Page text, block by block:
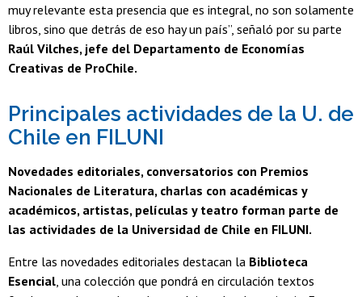
muy relevante esta presencia que es integral, no son solamente
libros, sino que detrás de eso hay un país”, señaló por su parte
Raúl Vilches, jefe del Departamento de Economías
Creativas de ProChile.
Principales actividades de la U. de
Chile en FILUNI
Novedades editoriales, conversatorios con Premios
Nacionales de Literatura, charlas con académicas y
académicos, artistas, películas y teatro forman parte de
las actividades de la Universidad de Chile en FILUNI.
Entre las novedades editoriales destacan la Biblioteca
Esencial, una colección que pondrá en circulación textos